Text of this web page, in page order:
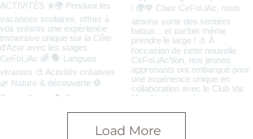
Load More